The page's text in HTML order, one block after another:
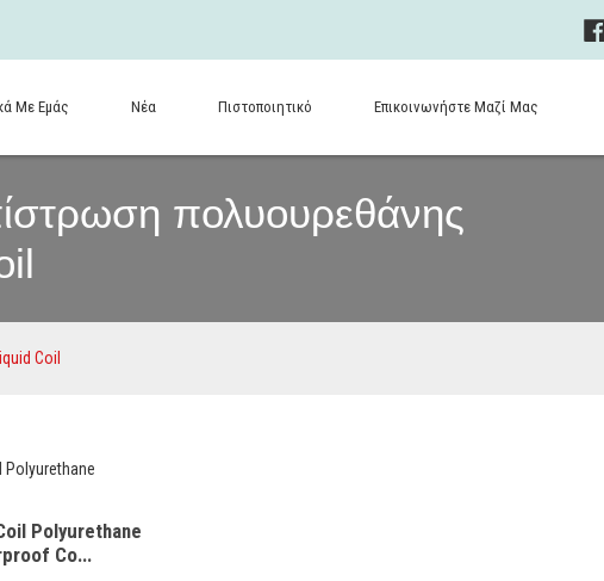
Με Εμάς Νέα Πιστοποιητικό Επικοινωνήστε Μαζί Μας
πολυουρεθάνης
Coil
Polyurethane
Co...